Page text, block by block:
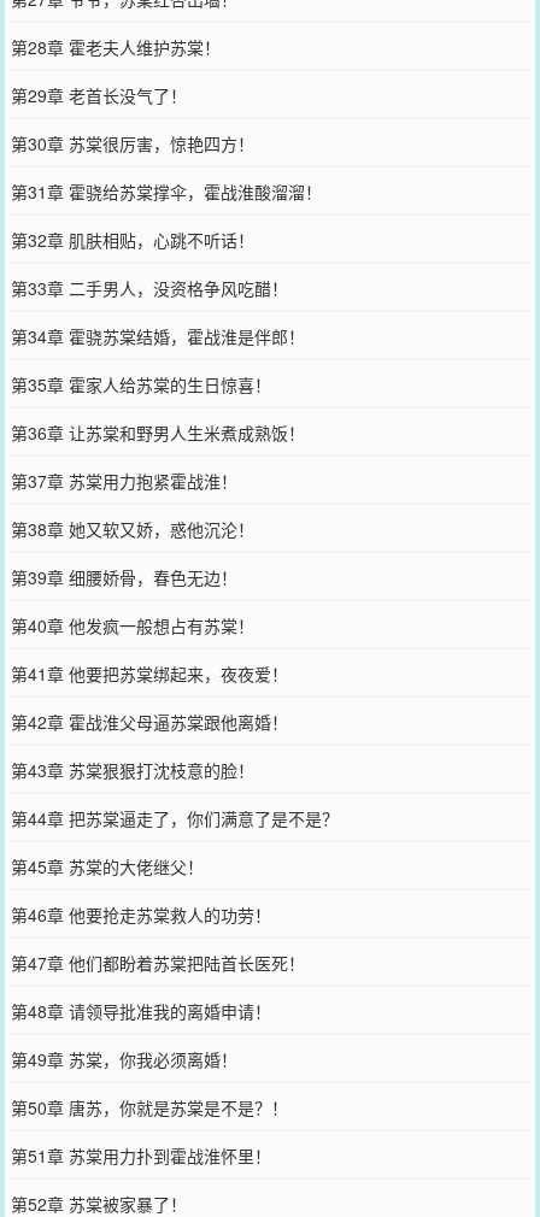
第28章 霍老夫人维护苏棠！
第29章 老首长没气了！
第30章 苏棠很厉害，惊艳四方！
第31章 霍骁给苏棠撑伞，霍战淮酸溜溜！
第32章 肌肤相贴，心跳不听话！
第33章 二手男人，没资格争风吃醋！
第34章 霍骁苏棠结婚，霍战淮是伴郎！
第35章 霍家人给苏棠的生日惊喜！
第36章 让苏棠和野男人生米煮成熟饭！
第37章 苏棠用力抱紧霍战淮！
第38章 她又软又娇，惑他沉沦！
第39章 细腰娇骨，春色无边！
第40章 他发疯一般想占有苏棠！
第41章 他要把苏棠绑起来，夜夜爱！
第42章 霍战淮父母逼苏棠跟他离婚！
第43章 苏棠狠狠打沈枝意的脸！
第44章 把苏棠逼走了，你们满意了是不是？
第45章 苏棠的大佬继父！
第46章 他要抢走苏棠救人的功劳！
第47章 他们都盼着苏棠把陆首长医死！
第48章 请领导批准我的离婚申请！
第49章 苏棠，你我必须离婚！
第50章 唐苏，你就是苏棠是不是？！
第51章 苏棠用力扑到霍战淮怀里！
第52章 苏棠被家暴了！